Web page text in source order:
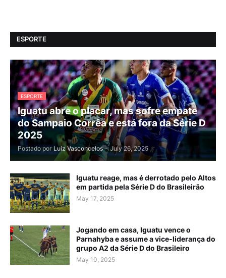
ESPORTE
ESPORTE
Iguatu abre o placar, mas sofre empate
do Sampaio Corrêa e está fora da Série D
2025
Postado por Luiz Vasconcelos - July 26, 2025
Iguatu reage, mas é derrotado pelo Altos
em partida pela Série D do Brasileirão
May 17, 2025
Jogando em casa, Iguatu vence o
Parnahyba e assume a vice-liderança do
grupo A2 da Série D do Brasileiro
May 10, 2025